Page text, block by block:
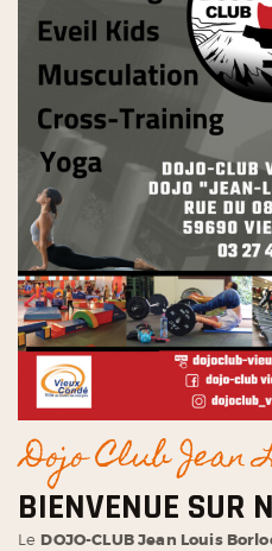
Dojo Club Jean
BIENVENUE SUR
Le DOJO-CLUB Jean Louis